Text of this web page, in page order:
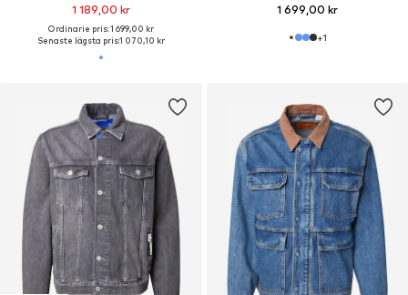
1 189,00 kr
Ordinarie pris: 1 699,00 kr
Senaste lägsta pris:1 070,10 kr
1 699,00 kr
+1